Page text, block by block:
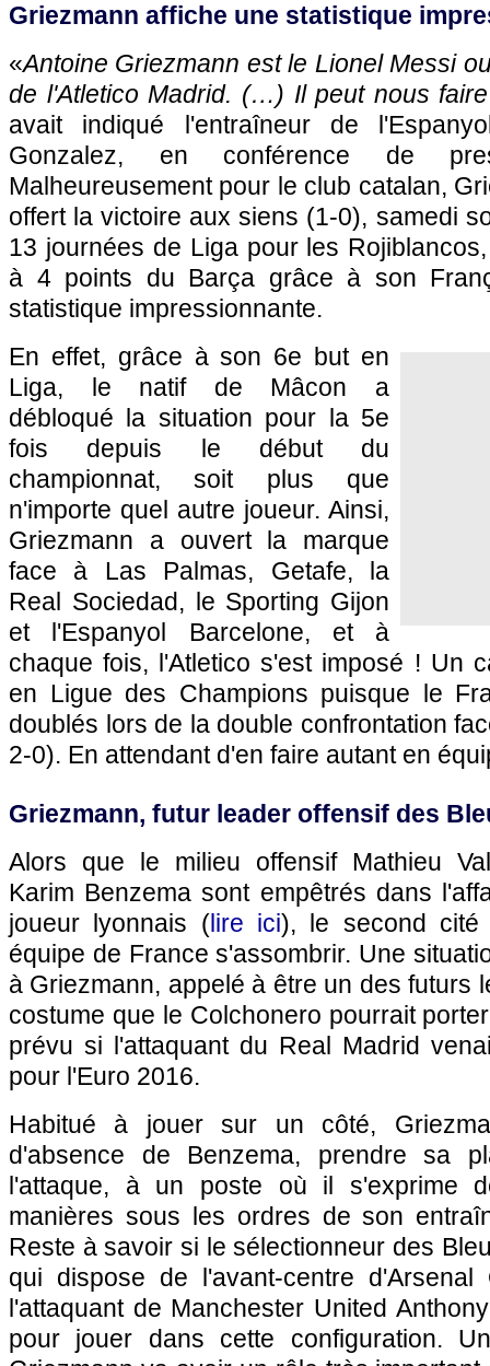
Griezmann affiche une statistique
«Antoine Griezmann est le Lionel Messi
de l'Atletico Madrid. (…) Il peut nous
avait indiqué l'entraîneur de
Gonzalez, en conférence de
Malheureusement pour le club catalan,
offert la victoire aux siens (1-0), samedi
13 journées de Liga pour les
à 4 points du Barça grâce à son
statistique impressionnante.
En effet, grâce à son 6e but en
Liga, le natif de Mâcon a
débloqué la situation pour la 5e
fois depuis le début du
championnat, soit plus que
n'importe quel autre joueur. Ainsi,
Griezmann a ouvert la marque
face à Las Palmas, Getafe, la
Real Sociedad, le Sporting Gijon
et l'Espanyol Barcelone, et à
chaque fois, l'Atletico s'est imposé ! Un
en Ligue des Champions puisque le
doublés lors de la double confrontation
2-0). En attendant d'en faire autant en
Griezmann, futur leader offensif des
Alors que le milieu offensif Mathieu
Karim Benzema sont empêtrés dans
joueur lyonnais (lire ici), le second
équipe de France s'assombrir. Une
à Griezmann, appelé à être un des futurs
costume que le Colchonero pourrait
prévu si l'attaquant du Real Madrid
pour l'Euro 2016.
Habitué à jouer sur un côté,
d'absence de Benzema, prendre sa
l'attaque, à un poste où il s'exprime
manières sous les ordres de son
Reste à savoir si le sélectionneur des
qui dispose de l'avant-centre
l'attaquant de Manchester United
pour jouer dans cette configuration.